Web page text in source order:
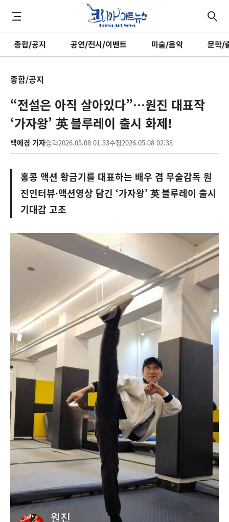
종합/공지 공연/전시/이벤트 미술/음악 문학/
종합/공지
“전설은 아직 살아있다”…원진 대표작
‘가자왕’ 英 블루레이 출시 화제!
백에경 기자입력2026.05.08 01:33수정2026.05.08 02:38
홍콩 액션 황금기를 대표하는 배우 겸 무술감독 원
진인터뷰·액션영상 담긴 ‘가자왕’ 英 블루레이 출시
기대감 고조